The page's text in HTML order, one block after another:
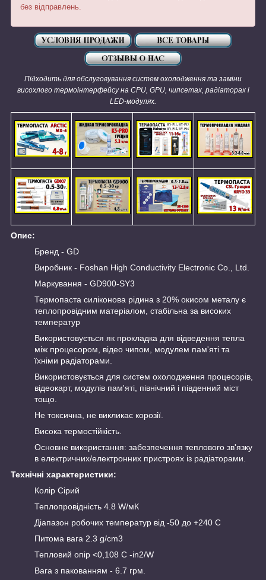
без відправлень.
Підходить для обслуговування систем охолодження та заміни
висохлого термоінтерфейсу на CPU, GPU, чипсетах, радіаторах і
LED-модулях.
Опис:
Бренд - GD
Виробник - Foshan High Conductivity Electronic Co., Ltd.
Маркування - GD900-SY3
Термопаста силіконова рідина з 20% окисом металу є
теплопровідним матеріалом, стабільна за високих
температур
Використовується як прокладка для відведення тепла
між процесором, відео чипом, модулем пам'яті та
їхніми радіаторами.
Використовується для систем охолодження процесорів,
відеокарт, модулів пам'яті, північний і південний міст
тощо.
Не токсична, не викликає корозії.
Висока термостійкість.
Основне використання: забезпечення теплового зв'язку
в електричних/електронних пристроях із радіаторами.
Технічні характеристики:
Колір Сірий
Теплопровідність 4.8 W/мК
Діапазон робочих температур від -50 до +240 C
Питома вага 2.3 g/cm3
Тепловий опір <0,108 С -in2/W
Вага з пакованням - 6.7 грм.